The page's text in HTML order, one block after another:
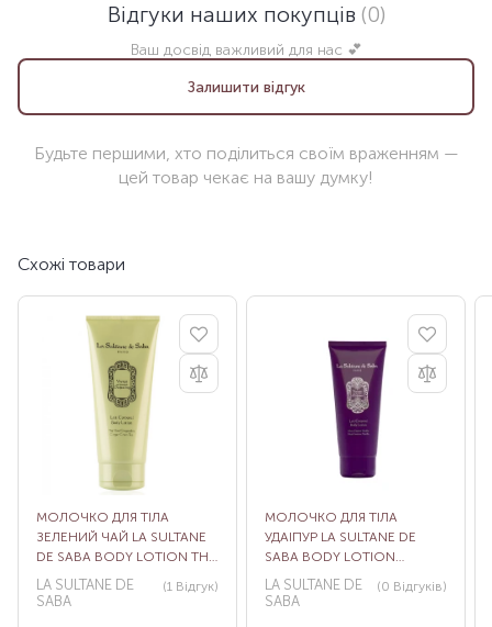
Відгуки наших покупців (0)
Ваш досвід важливий для нас 💕
Залишити відгук
Будьте першими, хто поділиться своїм враженням —
цей товар чекає на вашу думку!
Схожі товари
МОЛОЧКО ДЛЯ ТІЛА
ЗЕЛЕНИЙ ЧАЙ LA SULTANE
DE SABA BODY LOTION THE
VERT GINGEMBRE, 200 МЛ
LA SULTANE DE
SABA
(1 Відгук)
МОЛОЧКО ДЛЯ ТІЛА
УДАІПУР LA SULTANE DE
SABA BODY LOTION
UDAIPUR, 200 МЛ
LA SULTANE DE
SABA
(0 Відгуків)